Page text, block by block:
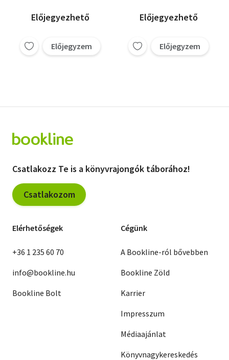
Ordításmentes
házasság, Hogyan
Előjegyezhető
Előjegyzem
Előjegyezhető
Előjegyzem
Csatlakozz Te is a könyvrajongók táborához!
Csatlakozom
Elérhetőségek
+36 1 235 60 70
info@bookline.hu
Bookline Bolt
Cégünk
A Bookline-ról bővebben
Bookline Zöld
Karrier
Impresszum
Médiaajánlat
Könyvnagykereskedés